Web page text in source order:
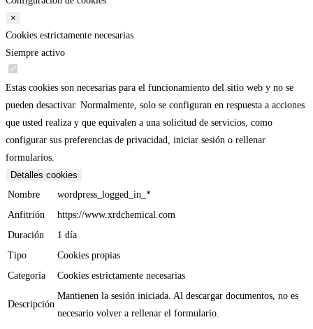
×
Cookies estrictamente necesarias
Siempre activo
Estas cookies son necesarias para el funcionamiento del sitio web y no se
pueden desactivar. Normalmente, solo se configuran en respuesta a acciones
que usted realiza y que equivalen a una solicitud de servicios, como
configurar sus preferencias de privacidad, iniciar sesión o rellenar
formularios.
Detalles cookies
Nombre
wordpress_logged_in_*
Anfitrión
https://www.xrdchemical.com
Duración
1 día
Tipo
Cookies propias
Categoría
Cookies estrictamente necesarias
Descripción
Mantienen la sesión iniciada. Al descargar documentos, no es
necesario volver a rellenar el formulario.